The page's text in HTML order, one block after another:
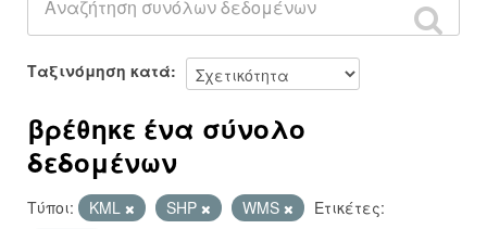
Ταξινόμηση κατά
βρέθηκε ένα σύνολο
δεδομένων
Τύποι: KML SHP WMS
Ετικέτες: